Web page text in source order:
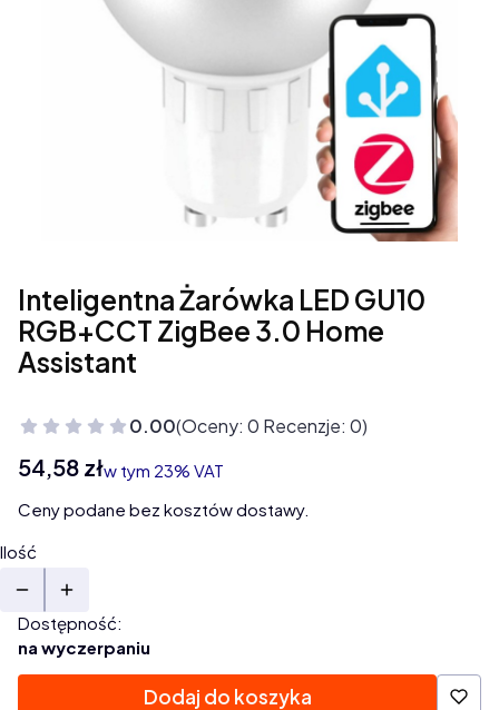
Inteligentna Żarówka LED GU10
RGB+CCT ZigBee 3.0 Home
Assistant
0.00(Oceny: 0 Recenzje: 0)
Cena
54,58 złw tym 23% VAT
w tym 23% VAT
Ceny podane bez kosztów dostawy.
Ilość
Dostępność:
na wyczerpaniu
Dodaj do koszyka